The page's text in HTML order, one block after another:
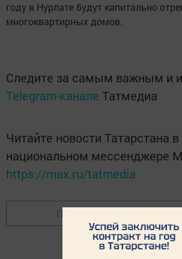
году в Нурлате будут капитально
многоквартирных домов.
Следите за самым важным и
Telegram-канале Татмедиа
Читайте новости Татарстана в
национальном мессенджере
https://max.ru/tatmedia
Перейти на страницу